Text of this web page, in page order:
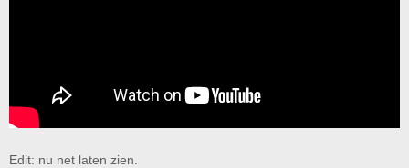
Edit: nu net laten zien.